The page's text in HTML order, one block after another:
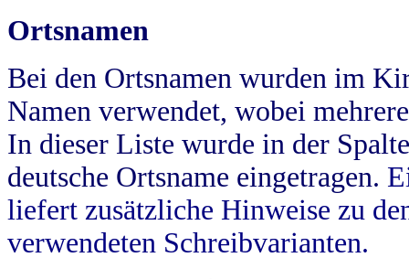
Ortsnamen
Bei den Ortsnamen wurden im
Namen verwendet, wobei
In dieser Liste wurde in der
deutsche Ortsname eingetragen.
liefert zusätzliche Hinweise zu
verwendeten Schreibvarianten.